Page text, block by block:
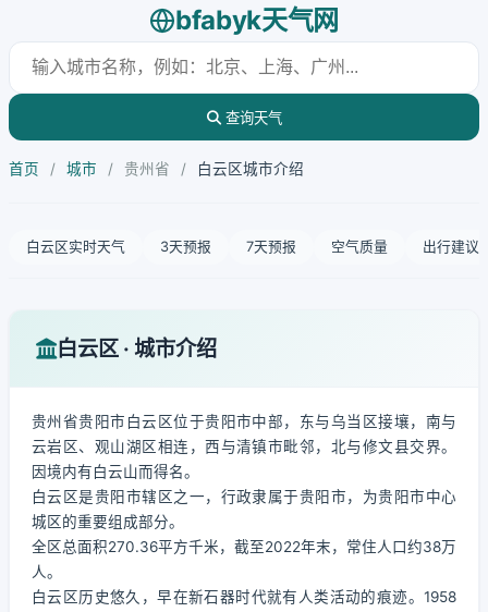
bfabyk天气网
查询天气
首页 / 城市 / 贵州省 / 白云区城市介绍
白云区实时天气 3天预报 7天预报 空气质量 出行建议
白云区 · 城市介绍
贵州省贵阳市白云区位于贵阳市中部，东与乌当区接壤，南与
云岩区、观山湖区相连，西与清镇市毗邻，北与修文县交界。
因境内有白云山而得名。
白云区是贵阳市辖区之一，行政隶属于贵阳市，为贵阳市中心
城区的重要组成部分。
全区总面积270.36平方千米，截至2022年末，常住人口约38万
人。
白云区历史悠久，早在新石器时代就有人类活动的痕迹。1958